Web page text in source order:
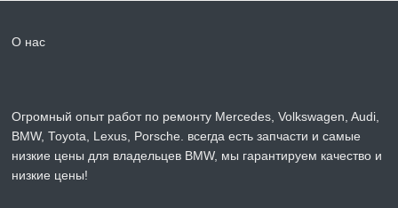
О нас
Огромный опыт работ по ремонту Mercedes, Volkswagen, Audi,
BMW, Toyota, Lexus, Porsche. всегда есть запчасти и самые
низкие цены для владельцев BMW, мы гарантируем качество и
низкие цены!